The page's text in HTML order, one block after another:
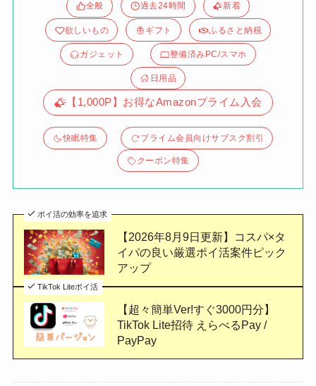
全般 過去24時間 新着
欲しいもの ギフト ふるさと納税
ガジェット 整備済みPC/スマホ
日用品
【1,000P】お得なAmazonプライム入会
快眠特集 プライム会員向けサブスク割引
クーポン特集
ポイ活の効率を追求
【2026年8月9日更新】コスパ×タ
イパの良い厳選ポイ活案件ピック
アップ
TikTok Liteポイ活
【超々簡単Ver!すぐ3000円分】
TikTok Lite招待 えらべるPay /
PayPay